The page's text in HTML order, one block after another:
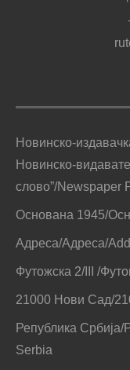
Новинско-
Новинско-
слово”/Newspaper
Основана 1945/
Адреса/Адреса/
Футожска 2/III /
21000 Нови Сад/
Република
Serbia